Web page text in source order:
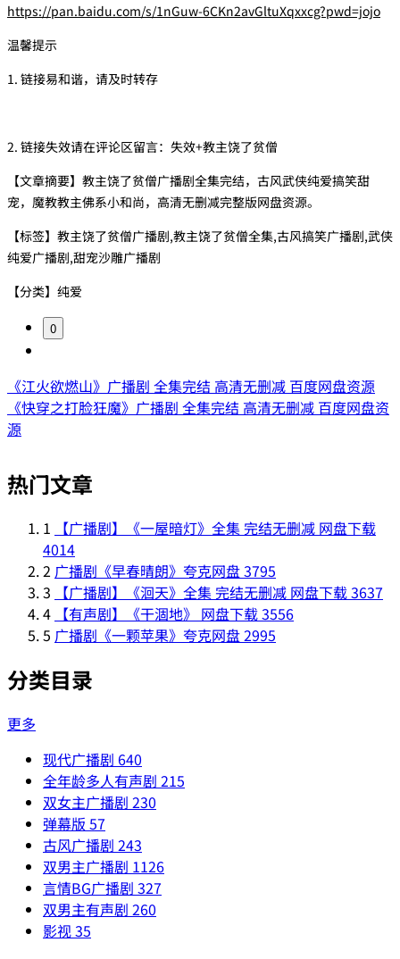
https://pan.baidu.com/s/1nGuw-6CKn2avGltuXqxxcg?pwd=jojo
温馨提示
1. 链接易和谐，请及时转存
2. 链接失效请在评论区留言：失效+教主饶了贫僧
【文章摘要】教主饶了贫僧广播剧全集完结，古风武侠纯爱搞笑甜
宠，魔教教主佛系小和尚，高清无删减完整版网盘资源。
【标签】教主饶了贫僧广播剧,教主饶了贫僧全集,古风搞笑广播剧,武侠
纯爱广播剧,甜宠沙雕广播剧
【分类】纯爱
0
《江火欲燃山》广播剧 全集完结 高清无删减 百度网盘资源
《快穿之打脸狂魔》广播剧 全集完结 高清无删减 百度网盘资
源
热门文章
1
【广播剧】《一屋暗灯》全集 完结无删减 网盘下载
4014
2 广播剧《早春晴朗》夸克网盘3795
3
【广播剧】《洄天》全集 完结无删减 网盘下载3637
4 【有声剧】《干涸地》 网盘下载3556
5 广播剧《一颗苹果》夸克网盘2995
分类目录
更多
现代广播剧 640
全年龄多人有声剧 215
双女主广播剧 230
弹幕版 57
古风广播剧 243
双男主广播剧 1126
言情BG广播剧 327
双男主有声剧 260
影视35